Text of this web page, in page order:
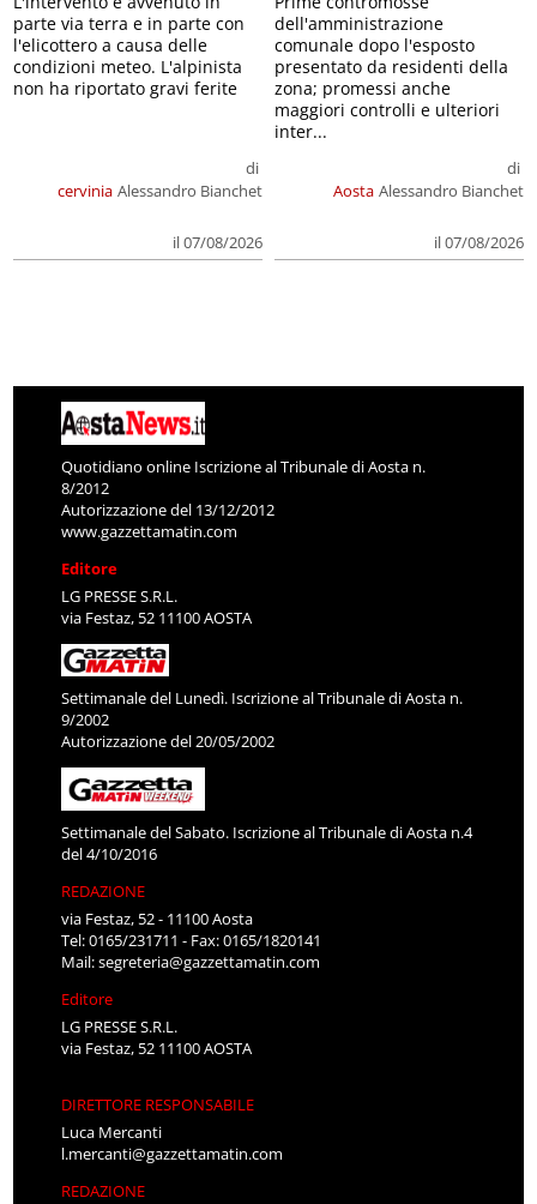
cervinia
di
Alessandro Bianchet
il 07/08/2026
parte via terra e in parte con
l'elicottero a causa delle
condizioni meteo. L'alpinista
non ha riportato gravi ferite
Aosta
di
Alessandro Bianchet
il 07/08/2026
dell'amministrazione
comunale dopo l'esposto
presentato da residenti della
zona; promessi anche
maggiori controlli e ulteriori
inter...
Quotidiano online Iscrizione al Tribunale di Aosta n.
8/2012
Autorizzazione del 13/12/2012
www.gazzettamatin.com
Editore
LG PRESSE S.R.L.
via Festaz, 52 11100 AOSTA
Settimanale del Lunedì. Iscrizione al Tribunale di Aosta n.
9/2002
Autorizzazione del 20/05/2002
Settimanale del Sabato. Iscrizione al Tribunale di Aosta n.4
del 4/10/2016
REDAZIONE
via Festaz, 52 - 11100 Aosta
Tel: 0165/231711 - Fax: 0165/1820141
Mail:segreteria@gazzettamatin.com
Editore
LG PRESSE S.R.L.
via Festaz, 52 11100 AOSTA
DIRETTORE RESPONSABILE
Luca Mercanti
l.mercanti@gazzettamatin.com
REDAZIONE